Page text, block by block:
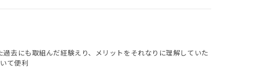
去にも取組んだ経験えり、メリットをそれなりに理解していた
て便利